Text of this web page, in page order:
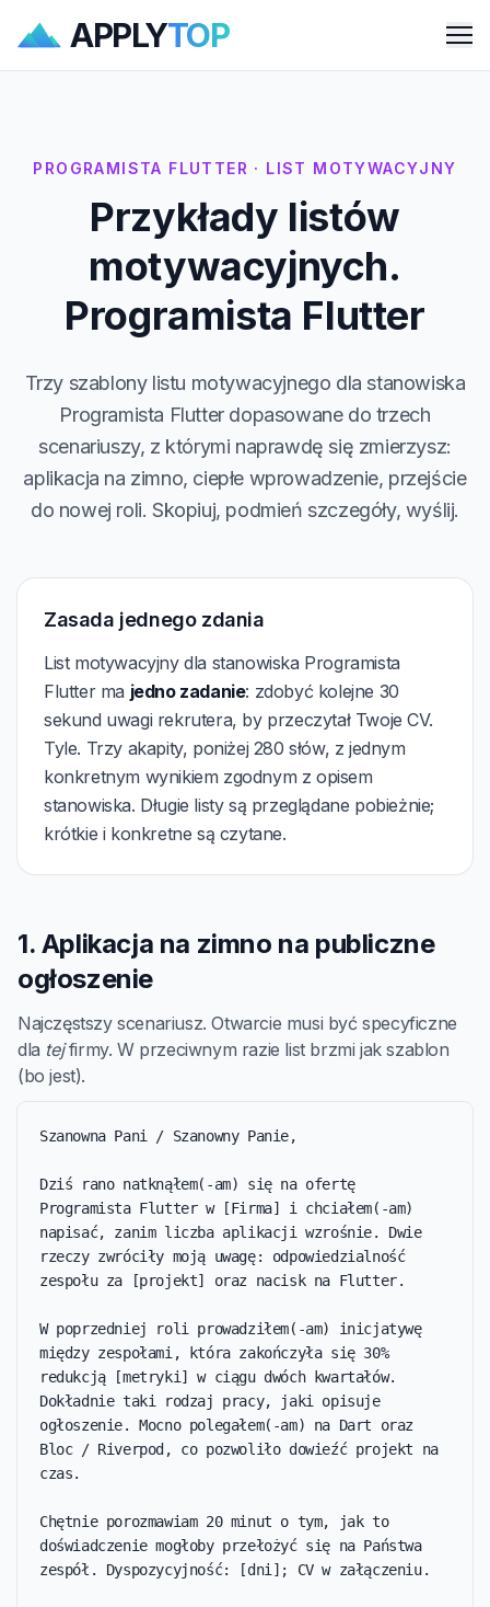
APPLYTOP
PROGRAMISTA FLUTTER · LIST MOTYWACYJNY
Przykłady listów
motywacyjnych.
Programista Flutter
Trzy szablony listu motywacyjnego dla stanowiska
Programista Flutter dopasowane do trzech
scenariuszy, z którymi naprawdę się zmierzysz:
aplikacja na zimno, ciepłe wprowadzenie, przejście
do nowej roli. Skopiuj, podmień szczegóły, wyślij.
Zasada jednego zdania
List motywacyjny dla stanowiska Programista
Flutter ma jedno zadanie: zdobyć kolejne 30
sekund uwagi rekrutera, by przeczytał Twoje CV.
Tyle. Trzy akapity, poniżej 280 słów, z jednym
konkretnym wynikiem zgodnym z opisem
stanowiska. Długie listy są przeglądane pobieżnie;
krótkie i konkretne są czytane.
1. Aplikacja na zimno na publiczne
ogłoszenie
Najczęstszy scenariusz. Otwarcie musi być specyficzne
dla tejfirmy. W przeciwnym razie list brzmi jak szablon
(bo jest).
Szanowna Pani / Szanowny Panie,
Dziś rano natknąłem(-am) się na ofertę
Programista Flutter w [Firma] i chciałem(-am)
napisać, zanim liczba aplikacji wzrośnie. Dwie
rzeczy zwróciły moją uwagę: odpowiedzialność
zespołu za [projekt] oraz nacisk na Flutter.
W poprzedniej roli prowadziłem(-am) inicjatywę
między zespołami, która zakończyła się 30%
redukcją [metryki] w ciągu dwóch kwartałów.
Dokładnie taki rodzaj pracy, jaki opisuje
ogłoszenie. Mocno polegałem(-am) na Dart oraz
Bloc / Riverpod, co pozwoliło dowieźć projekt na
czas.
Chętnie porozmawiam 20 minut o tym, jak to
doświadczenie mogłoby przełożyć się na Państwa
zespół. Dyspozycyjność: [dni]; CV w załączeniu.